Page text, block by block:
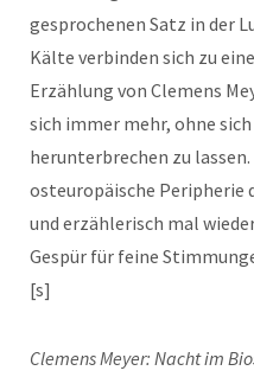
gesprochenen Satz in der
Kälte verbinden sich zu
Erzählung von Clemens
sich immer mehr, ohne
herunterbrechen zu lassen.
osteuropäische Peripherie
und erzählerisch mal
Gespür für feine
[s]
Clemens Meyer: Nacht im